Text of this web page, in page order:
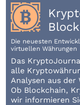
Die neuesten
virtuellen Währungen
Das
alle
Analysen aus
Ob Blockchain,
wir informieren